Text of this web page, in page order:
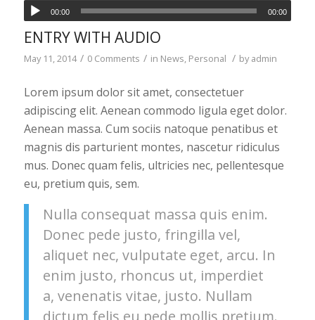
00:00 00:00
ENTRY WITH AUDIO
May 11, 2014 / 0 Comments / in News, Personal / byadmin
Lorem ipsum dolor sit amet, consectetuer
adipiscing elit. Aenean commodo ligula eget dolor.
Aenean massa. Cum sociis natoque penatibus et
magnis dis parturient montes, nascetur ridiculus
mus. Donec quam felis, ultricies nec, pellentesque
eu, pretium quis, sem.
Nulla consequat massa quis enim.
Donec pede justo, fringilla vel,
aliquet nec, vulputate eget, arcu. In
enim justo, rhoncus ut, imperdiet
a, venenatis vitae, justo. Nullam